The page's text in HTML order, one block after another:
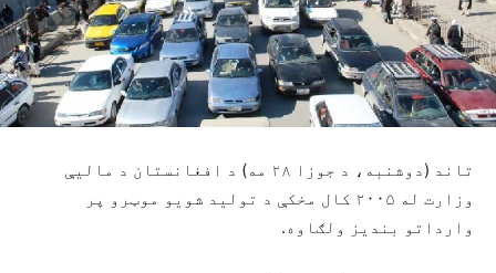
تاند (دوشنبه، د جوزا ۲۸ مه) د افغانستان د مالیې
وزارت له ۲۰۰۵ کال مخکې د تولید شویو موټرو پر
وارداتو بندیز ولګاوه.